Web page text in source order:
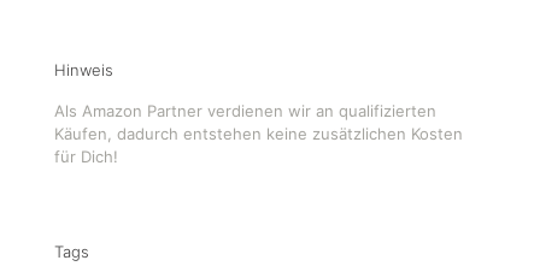
Hinweis
Als Amazon Partner verdienen wir an qualifizierten
Käufen, dadurch entstehen keine zusätzlichen Kosten
für Dich!
Tags